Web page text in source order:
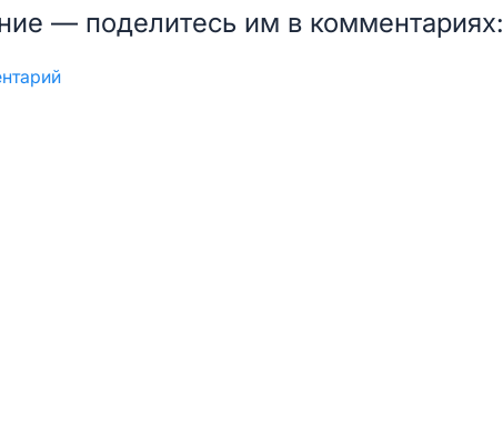
— поделитесь им в комментариях: